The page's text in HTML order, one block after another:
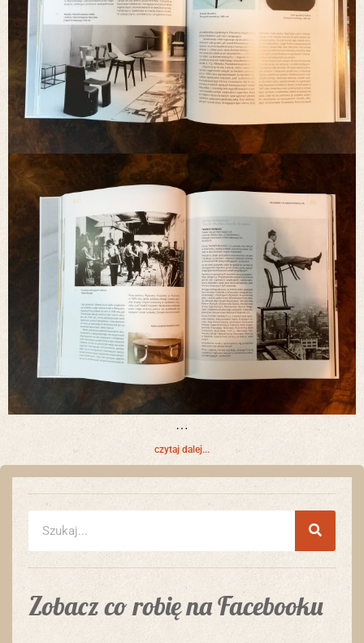
…
czytaj dalej...
Zobacz co robię na Facebooku